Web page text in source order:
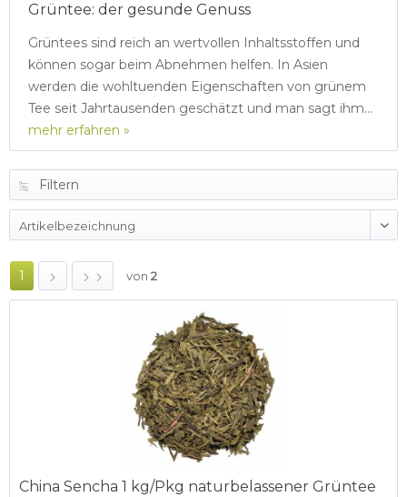
Grüntee: der gesunde Genuss
Grüntees sind reich an wertvollen Inhaltsstoffen und
können sogar beim Abnehmen helfen. In Asien
werden die wohltuenden Eigenschaften von grünem
Tee seit Jahrtausenden geschätzt und man sagt ihm...
mehr erfahren »
Filtern
1 von 2
China Sencha 1 kg/Pkg naturbelassener Grüntee